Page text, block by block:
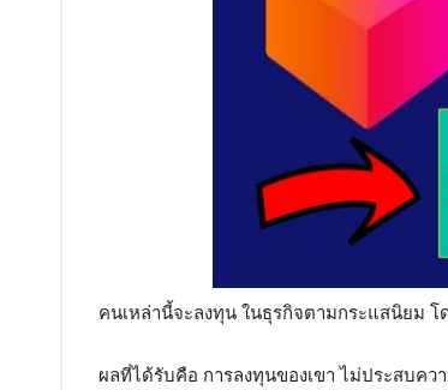
คนเหล่านี้จะลงทุน ในธุรกิจตามกระแสนิยม
ผลที่ได้รับคือ การลงทุนของเขา ไม่ประสบคว